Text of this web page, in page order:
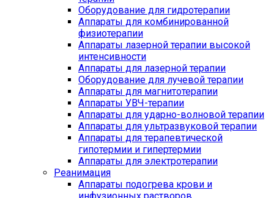
Оборудование для гидротерапии
Аппараты для комбинированной
физиотерапии
Аппараты лазерной терапии высокой
интенсивности
Аппараты для лазерной терапии
Оборудование для лучевой терапии
Аппараты для магнитотерапии
Аппараты УВЧ-терапии
Аппараты для ударно-волновой терапии
Аппараты для ультразвуковой терапии
Аппараты для терапевтической
гипотермии и гипертермии
Аппараты для электротерапии
Реанимация
Аппараты подогрева крови и